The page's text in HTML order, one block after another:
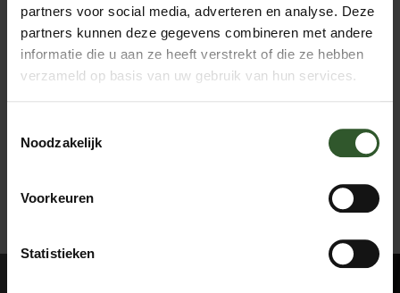
partners voor social media, adverteren en analyse. Deze
partners kunnen deze gegevens combineren met andere
informatie die u aan ze heeft verstrekt of die ze hebben
verzameld op basis van uw gebruik van hun services.
Noodzakelijk
Voorkeuren
Statistieken
hoofdpijn/migraine
oedeem
Tintelingen
spierkrampen